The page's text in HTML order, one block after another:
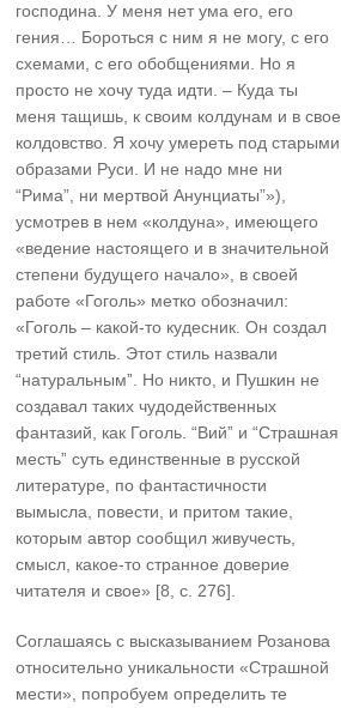
господина. У меня нет ума его, его
гения… Бороться с ним я не могу, с его
схемами, с его обобщениями. Но я
просто не хочу туда идти. – Куда ты
меня тащишь, к своим колдунам и в свое
колдовство. Я хочу умереть под старыми
образами Руси. И не надо мне ни
“Рима”, ни мертвой Анунциаты”»),
усмотрев в нем «колдуна», имеющего
«ведение настоящего и в значительной
степени будущего начало», в своей
работе «Гоголь» метко обозначил:
«Гоголь – какой-то кудесник. Он создал
третий стиль. Этот стиль назвали
“натуральнымˮ. Но никто, и Пушкин не
создавал таких чудодейственных
фантазий, как Гоголь. “Вийˮ и “Страшная
местьˮ суть единственные в русской
литературе, по фантастичности
вымысла, повести, и притом такие,
которым автор сообщил живучесть,
смысл, какое-то странное доверие
читателя и свое» [8, c. 276].
Соглашаясь с высказыванием Розанова
относительно уникальности «Страшной
мести», попробуем определить те